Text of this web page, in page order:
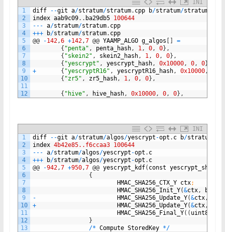
INI
1
2
3
4
5
6
7
8
9
10
11
12
diff --git a/stratum/stratum. cpp b/stratum/stratum
index aab9c09. . ba29db5 100644
-- - a/stratum/stratum. cpp
+++ b/stratum/stratum. cpp
@@ -142,6 +142,7 @@ YAAMP_ALGO g_algos
=
{ "penta" , penta_hash, 1, 0, 0} ,
{ "skein2" , skein2_hash, 1, 0, 0} ,
{ "yescrypt" , yescrypt_hash, 0x10000, 0, 0}
+
{ "yescryptR16" , yescryptR16_hash, 0x10000,
{ "zr5" , zr5_hash, 1, 0, 0} ,
{ "hive" , hive_hash, 0x10000, 0, 0} ,
INI
1
2
3
4
5
6
7
8
9
10
11
12
13
diff --git a/stratum/algos/yescrypt -opt . c b/stratum
index 4b42e85..f6ccaa3 100644
-- - a/stratum/algos/yescrypt -opt . c
+++ b/stratum/algos/yescrypt -opt . c
@@ -942,7 +950,7 @@ yescrypt_kdf( const
{
HMAC_SHA256_CTX_Y ctx;
HMAC_SHA256_Init_Y(&ctx, buf
-
HMAC_SHA256_Update_Y(&ctx,
+
HMAC_SHA256_Update_Y(&ctx,
HMAC_SHA256_Final_Y( ( uint8_t
}
/* Compute StoredKey */